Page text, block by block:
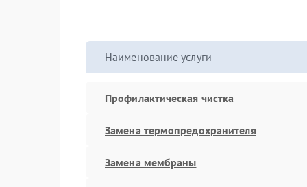
Наименование услуги
Профилактическая чистка
Замена термопредохранителя
Замена мембраны